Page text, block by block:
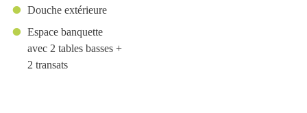
Douche extérieure
Espace banquette
avec 2 tables basses +
2 transats